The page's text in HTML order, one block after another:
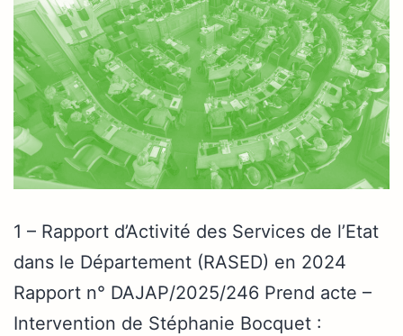
1 – Rapport d’Activité des Services de l’Etat
dans le Département (RASED) en 2024
Rapport n° DAJAP/2025/246 Prend acte –
Intervention de Stéphanie Bocquet :